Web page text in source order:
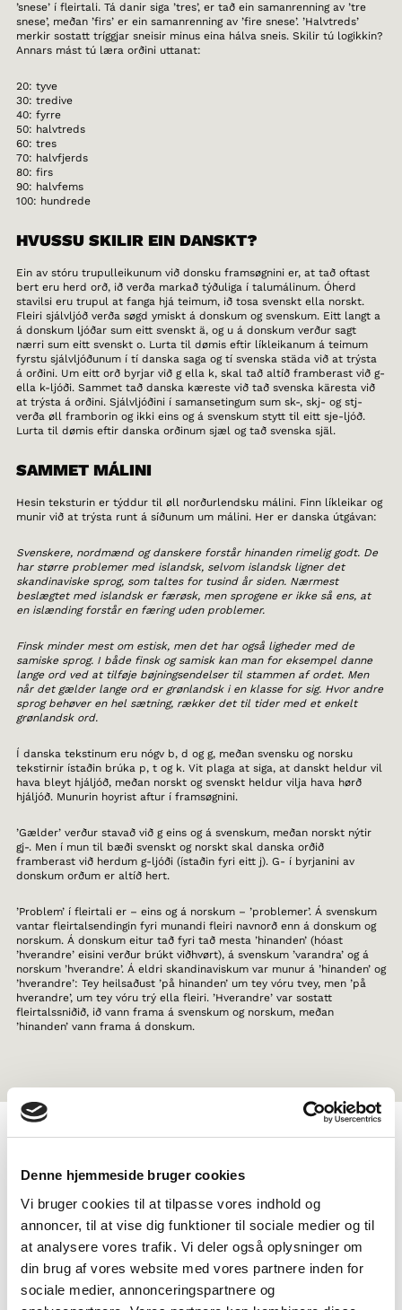
Denne hjemmeside bruger cookies
Vi bruger cookies til at tilpasse vores indhold og
annoncer, til at vise dig funktioner til sociale medier og til
at analysere vores trafik. Vi deler også oplysninger om
din brug af vores website med vores partnere inden for
sociale medier, annonceringspartnere og
Miðnám Mál Faktatekst
Heimildarfilmur
Vitan um norðurlendsk mál
1-3 frálærutímar
’snese’ í fleirtali. Tá danir siga ’tres’, er tað ein samanrenning av ’tre
snese’, meðan ’firs’ er ein samanrenning av ’fire snese’. ’Halvtreds’
merkir sostatt tríggjar sneisir minus eina hálva sneis. Skilir tú logikkin?
Annars mást tú læra orðini uttanat:
20: tyve
30: tredive
40: fyrre
50: halvtreds
60: tres
70: halvfjerds
80: firs
90: halvfems
100: hundrede
HVUSSU SKILIR EIN DANSKT?
Ein av stóru trupulleikunum við donsku framsøgnini er, at tað oftast
bert eru herd orð, ið verða markað týðuliga í talumálinum. Óherd
stavilsi eru trupul at fanga hjá teimum, ið tosa svenskt ella norskt.
Fleiri sjálvljóð verða søgd ymiskt á donskum og svenskum. Eitt langt a
á donskum ljóðar sum eitt svenskt ä, og u á donskum verður sagt
nærri sum eitt svenskt o. Lurta til dømis eftir líkleikanum á teimum
fyrstu sjálvljóðunum í tí danska saga og tí svenska städa við at trýsta
á orðini. Um eitt orð byrjar við g ella k, skal tað altíð framberast við g-
ella k-ljóði. Sammet tað danska kæreste við tað svenska käresta við
at trýsta á orðini. Sjálvljóðini í samansetingum sum sk-, skj- og stj-
verða øll framborin og ikki eins og á svenskum stytt til eitt sje-ljóð.
Lurta til dømis eftir danska orðinum sjæl og tað svenska själ.
SAMMET MÁLINI
Hesin teksturin er týddur til øll norðurlendsku málini. Finn líkleikar og
munir við at trýsta runt á síðunum um málini. Her er danska útgávan:
Svenskere, nordmænd og danskere forstår hinanden rimelig godt. De
har større problemer med islandsk, selvom islandsk ligner det
skandinaviske sprog, som taltes for tusind år siden. Nærmest
beslægtet med islandsk er færøsk, men sprogene er ikke så ens, at
en islænding forstår en færing uden problemer.
Finsk minder mest om estisk, men det har også ligheder med de
samiske sprog. I både finsk og samisk kan man for eksempel danne
lange ord ved at tilføje bøjningsendelser til stammen af ordet. Men
når det gælder lange ord er grønlandsk i en klasse for sig. Hvor andre
sprog behøver en hel sætning, rækker det til tider med et enkelt
grønlandsk ord.
Í danska tekstinum eru nógv b, d og g, meðan svensku og norsku
tekstirnir ístaðin brúka p, t og k. Vit plaga at siga, at danskt heldur vil
hava bleyt hjáljóð, meðan norskt og svenskt heldur vilja hava hørð
hjáljóð. Munurin hoyrist aftur í framsøgnini.
’Gælder’ verður stavað við g eins og á svenskum, meðan norskt nýtir
gj-. Men í mun til bæði svenskt og norskt skal danska orðið
framberast við herdum g-ljóði (ístaðin fyri eitt j). G- í byrjanini av
donskum orðum er altíð hert.
’Problem’ í fleirtali er – eins og á norskum – ’problemer’. Á svenskum
vantar fleirtalsendingin fyri munandi fleiri navnorð enn á donskum og
norskum. Á donskum eitur tað fyri tað mesta ’hinanden’ (hóast
’hverandre’ eisini verður brúkt viðhvørt), á svenskum ’varandra’ og á
norskum ’hverandre’. Á eldri skandinaviskum var munur á ’hinanden’ og
’hverandre’: Tey heilsaðust ’på hinanden’ um tey vóru tvey, men ’på
hverandre’, um tey vóru trý ella fleiri. ’Hverandre’ var sostatt
fleirtalssniðið, ið vann frama á svenskum og norskum, meðan
’hinanden’ vann frama á donskum.